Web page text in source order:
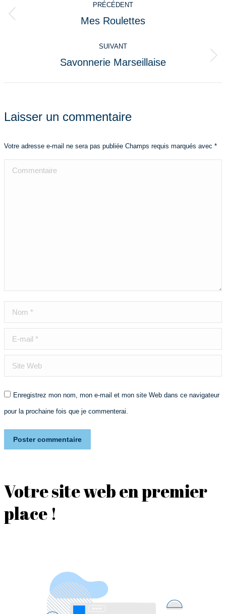
de
commentaire
PRÉCÉDENT
Onglet
Mes Roulettes
SUIVANT
Projets
Savonnerie Marseillaise
Laisser un commentaire
Votre adresse e-mail ne sera pas publiée Champs requis marqués avec *
Commentaire
Nom *
E-mail *
Site Web
Enregistrez mon nom, mon e-mail et mon site Web dans ce navigateur
pour la prochaine fois que je commenterai.
Poster commentaire
Votre site web en premier
place !